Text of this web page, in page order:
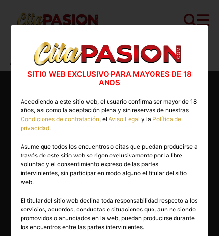
Cita PASION.COM>Escorts>Murcia>Cartagena
Amara
30 años
AMARA
SITIO WEB EXCLUSIVO PARA MAYORES DE 18
AÑOS
Accediendo a este sitio web, el usuario confirma ser mayor de 18
años, así como la aceptación plena y sin reservas de nuestras
Condiciones de contratación, elAviso Legal y la Política de
privacidad.
Asume que todos los encuentros o citas que puedan producirse a
través de este sitio web se rigen exclusivamente por la libre
voluntad y el consentimiento expreso de las partes
intervinientes, sin participar en modo alguno el titular del sitio
web.
El titular del sitio web declina toda responsabilidad respecto a los
servicios, acuerdos, conductas o situaciones que, aun no siendo
promovidos o anunciados en la web, puedan producirse durante
los encuentros entre las partes intervinientes.